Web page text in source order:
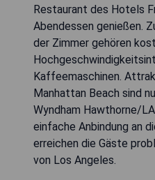
Restaurant des Hotels
Abendessen genießen.
der Zimmer gehören
Kaffeemaschinen.
Manhattan Beach sind
Wyndham Hawthorne/
einfache Anbindung an
erreichen die Gäste
von Los Angeles.